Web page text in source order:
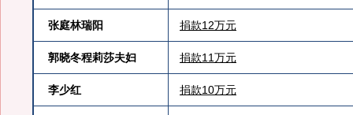
张庭林瑞阳 捐款12万元
郭晓冬程莉莎夫妇 捐款11万元
李少红 捐款10万元